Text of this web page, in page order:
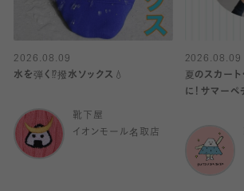
2026.08.09
水を弾く⁉️撥水ソックス💧
靴下屋
イオンモール名取店
2026.08.09
夏のスカート
に！サマーペ